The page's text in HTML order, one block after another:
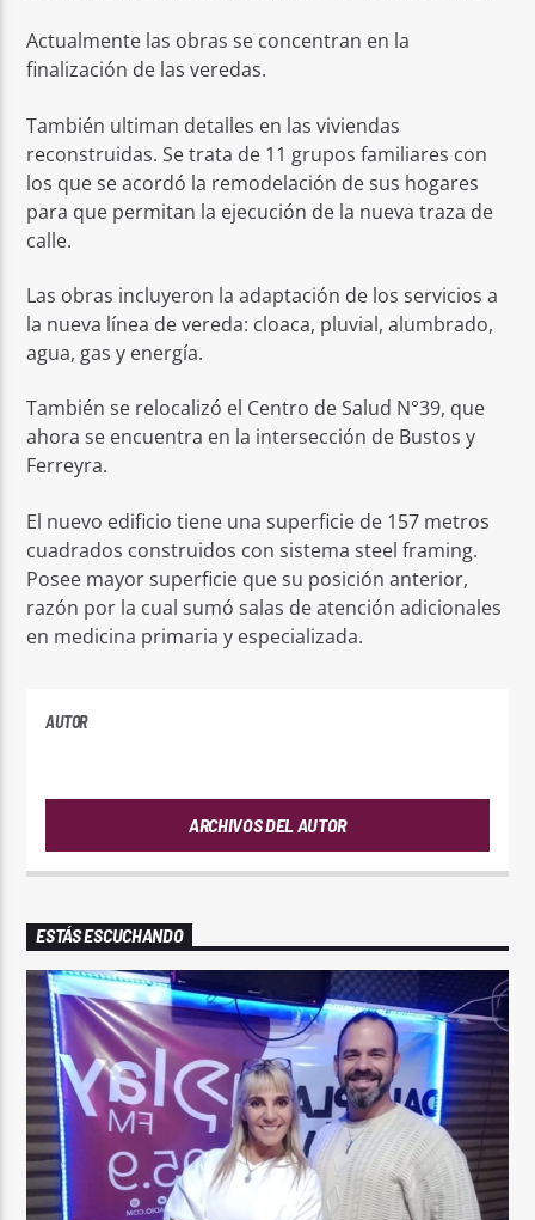
Actualmente las obras se concentran en la
finalización de las veredas.
También ultiman detalles en las viviendas
reconstruidas. Se trata de 11 grupos familiares con
los que se acordó la remodelación de sus hogares
para que permitan la ejecución de la nueva traza de
calle.
Las obras incluyeron la adaptación de los servicios a
la nueva línea de vereda: cloaca, pluvial, alumbrado,
agua, gas y energía.
También se relocalizó el Centro de Salud N°39, que
ahora se encuentra en la intersección de Bustos y
Ferreyra.
El nuevo edificio tiene una superficie de 157 metros
cuadrados construidos con sistema steel framing.
Posee mayor superficie que su posición anterior,
razón por la cual sumó salas de atención adicionales
en medicina primaria y especializada.
AUTOR
ARCHIVOS DEL AUTOR
ESTÁS ESCUCHANDO